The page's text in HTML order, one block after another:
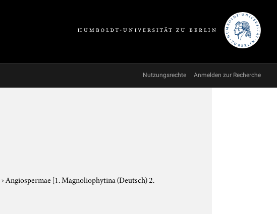
Nutzungsrechte Anmelden zur Recherche
›Angiospermae [1. Magnoliophytina (Deutsch) 2.